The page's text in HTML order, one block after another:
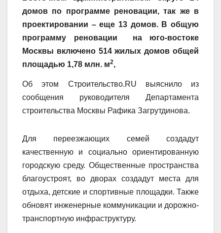
домов по программе реновации, так же в
проектировании – еще 13 домов. В общую
программу реновации на юго-востоке
Москвы включено 514 жилых домов общей
площадью 1,78 млн. м2,
Об этом Строительство.RU выяснило из
сообщения руководителя Департамента
строительства Москвы Рафика Загрутдинова.
Для переезжающих семей создадут
качественную и социально ориентированную
городскую среду. Общественные пространства
благоустроят, во дворах создадут места для
отдыха, детские и спортивные площадки. Также
обновят инженерные коммуникации и дорожно-
транспортную инфраструктуру.